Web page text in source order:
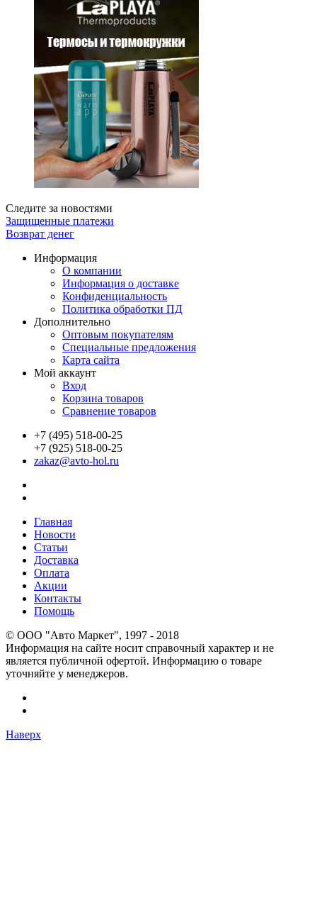
Следите за новостями
Защищенные платежи
Возврат денег
Информация
О компании
Информация о доставке
Конфиденциальность
Политика обработки ПД
Дополнительно
Оптовым покупателям
Специальные предложения
Карта сайта
Мой аккаунт
Вход
Корзина товаров
Сравнение товаров
+7 (495) 518-00-25
+7 (925) 518-00-25
zakaz@avto-hol.ru
Главная
Новости
Статьи
Доставка
Оплата
Акции
Контакты
Помощь
© OOO "Авто Маркет", 1997 - 2018
Информация на сайте носит справочный характер и не
является публичной офертой. Информацию о товаре
уточняйте у менеджеров.
Наверх